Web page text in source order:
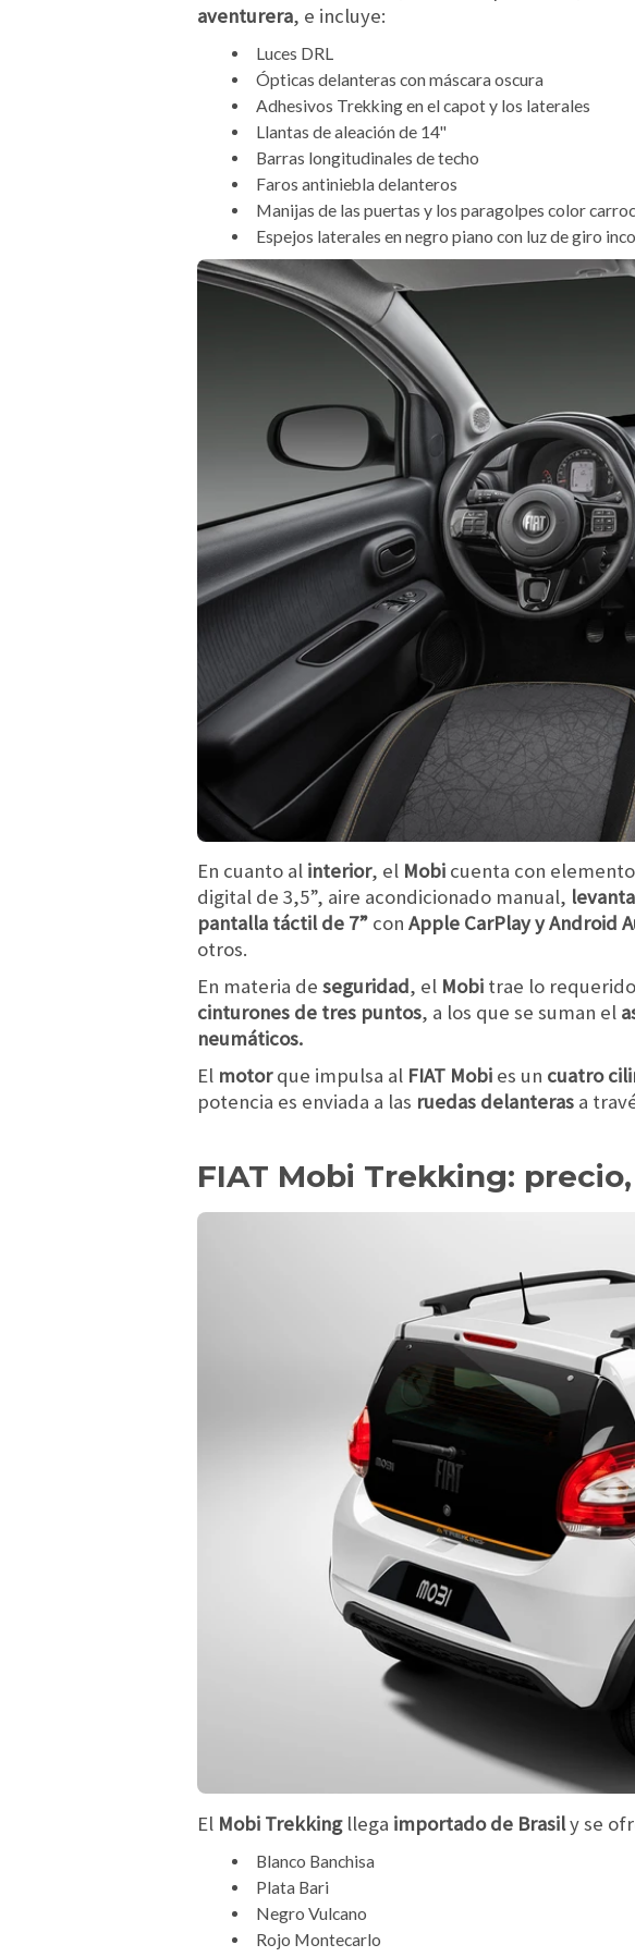
aventurera, e incluye:
Luces DRL
Ópticas delanteras con máscara oscura
Adhesivos Trekking en el capot y los laterales
Llantas de aleación de 14"
Barras longitudinales de techo
Faros antiniebla delanteros
Manijas de las puertas y los paragolpes color
Espejos laterales en negro piano con luz de giro
En cuanto al interior, el Mobi cuenta con
digital de 3,5”, aire acondicionado manual,
pantalla táctil de 7” con Apple CarPlay y Android
otros.
En materia de seguridad, el Mobi trae lo
cinturones de tres puntos, a los que se suman el
neumáticos.
El motorque impulsa al FIAT Mobi es un cuatro
potencia es enviada a las ruedas delanteras a
FIAT Mobi Trekking:
El Mobi Trekking llega importado de Brasily se
Blanco Banchisa
Plata Bari
Negro Vulcano
Rojo Montecarlo